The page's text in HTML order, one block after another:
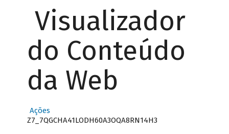
Visualizador
do Conteúdo
da Web
Ações
Z7_7QGCHA41LODH60A3OQA8RN14H3